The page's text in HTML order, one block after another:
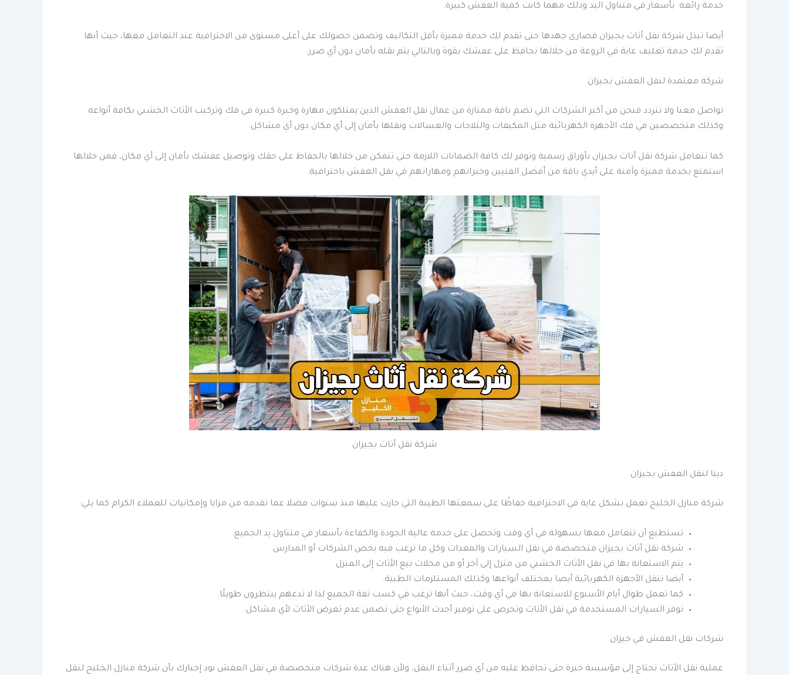
خدمة رائعة بأسعار في متناول اليد وذلك مهما كانت كمية العفش كبيرة.
أيضا تبذل شركة نقل أثاث بجيزان قصارى جهدها حتى تقدم لك خدمة مميزة بأقل التكاليف وتضمن حصولك على أعلى مستوى من الاحترافية عند التعامل معها، حيث أنها
تقدم لك خدمة تغليف غاية في الروعة من خلالها تحافظ على عفشك بقوة وبالتالي يتم نقله بأمان دون أي ضرر.
شركة معتمدة لنقل العفش بجيزان
تواصل معنا ولا تتردد فنحن من أكبر الشركات التي تضم باقة ممتازة من عمال نقل العفش الذين يمتلكون مهارة وخبرة كبيرة في فك وتركيب الأثاث الخشبي بكافة أنواعه
وكذلك متخصصين في فك الأجهزة الكهربائية مثل المكيفات والثلاجات والغسالات ونقلها بأمان إلى أي مكان دون أي مشاكل.
كما تتعامل شركة نقل أثاث بجيزان بأوراق رسمية وتوفر لك كافة الضمانات اللازمة حتى تتمكن من خلالها بالحفاظ على حقك وتوصيل عفشك بأمان إلى أي مكان، فمن خلالها
استمتع بخدمة مميزة وآمنة على أيدي باقة من أفضل الفنيين وخبراتهم ومهاراتهم في نقل العفش باحترافية.
شركة نقل أثاث بجيزان
دينا لنقل العفش بجيزان
شركة منازل الخليج تعمل بشكل غاية في الاحترافية حفاظًا على سمعتها الطيبة التي حازت عليها منذ سنوات فضلا عما تقدمه من مزايا وإمكانيات للعملاء الكرام كما يلي:
تستطيع أن تتعامل معها بسهولة في أي وقت وتحصل على خدمة عالية الجودة والكفاءة بأسعار في متناول يد الجميع.
شركة نقل أثاث بجيزان متخصصة في نقل السيارات والمعدات وكل ما ترغب فيه يخص الشركات أو المدارس.
يتم الاستعانة بها في نقل الأثاث الخشبي من منزل إلى آخر أو من محلات بيع الأثاث إلى المنزل.
أيضا تنقل الأجهزة الكهربائية أيضا بمختلف أنواعها وكذلك المستلزمات الطبية.
كما تعمل طوال أيام الأسبوع للاستعانة بها في أي وقت، حيث أنها ترغب في كسب ثقة الجميع لذا لا تدعهم ينتظرون طويلًا.
توفر السيارات المستخدمة في نقل الأثاث وتحرص على توفير أحدث الأنواع حتى تضمن عدم تعرض الأثاث لأي مشاكل.
شركات نقل العفش في جيزان
عملية نقل الأثاث تحتاج إلى مؤسسة خبرة حتى تحافظ عليه من أي ضرر أثناء النقل، ولأن هناك عدة شركات متخصصة في نقل العفش نود إخبارك بأن شركة منازل الخليج لنقل